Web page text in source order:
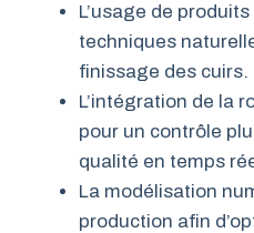
L’usage de
techniques
finissage des cuirs.
L’intégration de la
pour un contrôle
qualité en temps
La modélisation
production afin